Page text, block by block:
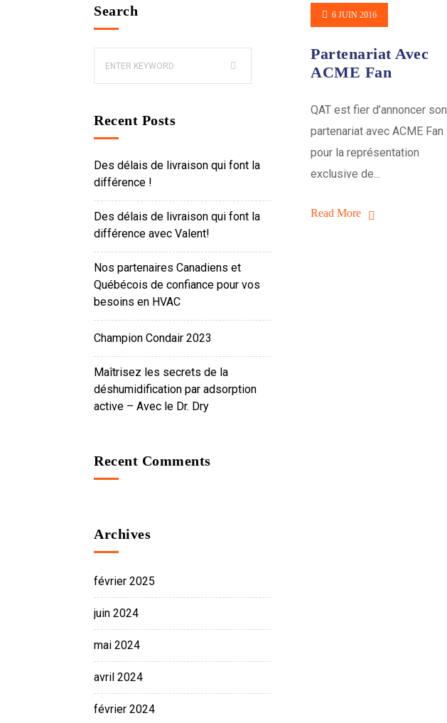
Search
Recent Posts
Des délais de livraison qui font la
différence !
Des délais de livraison qui font la
différence avec Valent!
Nos partenaires Canadiens et
Québécois de confiance pour vos
besoins en HVAC
Champion Condair 2023
Maîtrisez les secrets de la
déshumidification par adsorption
active – Avec le Dr. Dry
Recent Comments
Archives
février 2025
juin 2024
mai 2024
avril 2024
février 2024
6 JUIN 2016
Partenariat Avec
ACME Fan
QAT est fier d’annoncer son
partenariat avec ACME Fan
pour la représentation
exclusive de...
Read More